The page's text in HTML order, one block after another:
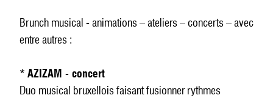
Brunch musical - animations – ateliers – concerts – avec
entre autres :
* AZIZAM - concert
Duo musical bruxellois faisant fusionner rythmes